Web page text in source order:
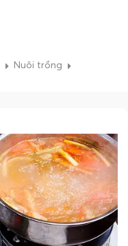
Nuôi trồng